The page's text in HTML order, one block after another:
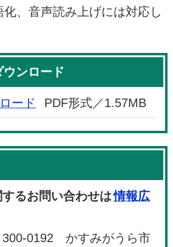
、音声読み上げには対応し
ウンロード
ード PDF形式／1.57MB
るお問い合わせは情報広
0192 かすみがうら市